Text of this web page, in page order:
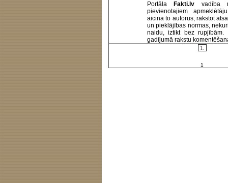
Portāla Fakti.lv vadība
pievienotajiem
aicina to autorus, rakstot
un pieklājības normas,
naidu, iztikt bez rupjībām.
gadījumā rakstu
1.
1